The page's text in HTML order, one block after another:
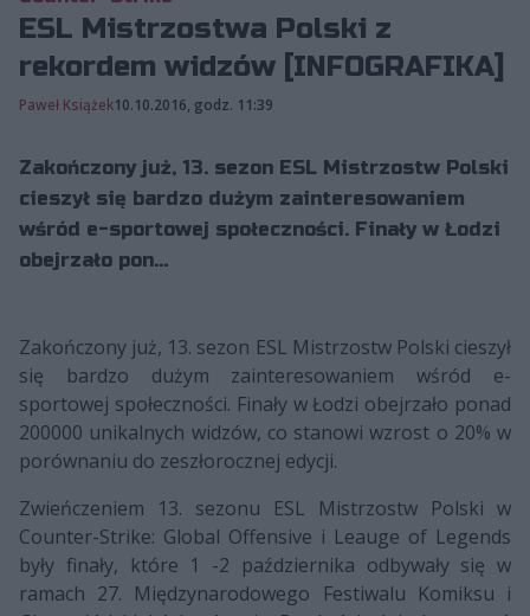
ESL Mistrzostwa Polski z
rekordem widzów [INFOGRAFIKA]
Paweł Książek10.10.2016, godz. 11:39
Zakończony już, 13. sezon ESL Mistrzostw Polski
cieszył się bardzo dużym zainteresowaniem
wśród e-sportowej społeczności. Finały w Łodzi
obejrzało pon...
Zakończony już, 13. sezon ESL Mistrzostw Polski cieszył
się bardzo dużym zainteresowaniem wśród e-
sportowej społeczności. Finały w Łodzi obejrzało ponad
200000 unikalnych widzów, co stanowi wzrost o 20% w
porównaniu do zeszłorocznej edycji.
Zwieńczeniem 13. sezonu ESL Mistrzostw Polski w
Counter-Strike: Global Offensive i Leauge of Legends
były finały, które 1 -2 października odbywały się w
ramach 27. Międzynarodowego Festiwalu Komiksu i